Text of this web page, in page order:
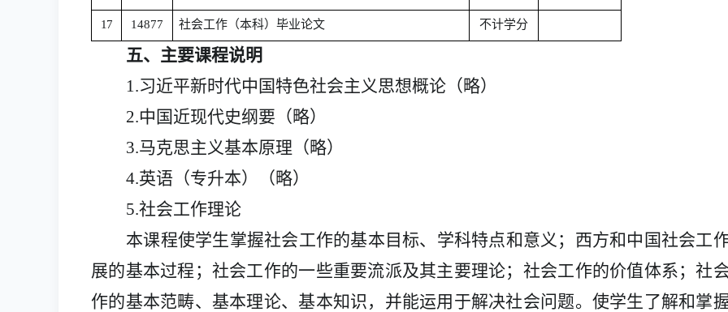
17 14877 社会工作（本科）毕业论文 不计学分
五、主要课程说明
1.习近平新时代中国特色社会主义思想概论 （略）
2.中国近现代史纲要（略）
3.马克思主义基本原理（略）
4.英语（专升本）（略）
5.社会工作理论
本课程使学生掌握社会工作的基本目标、学科特点和意义；西方和中国社会工
展的基本过程；社会工作的一些重要流派及其主要理论；社会工作的价值体系；社
作的基本范畴、基本理论、基本知识，并能运用于解决社会问题。使学生了解和掌